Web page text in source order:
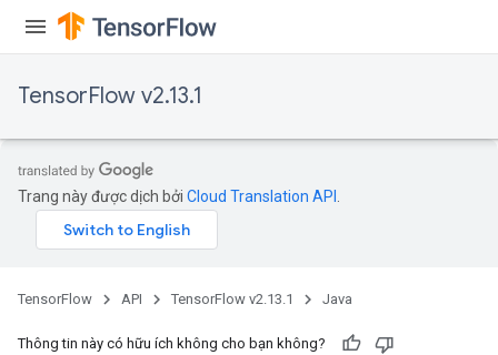
TensorFlow v2.13.1
Trang này được dịch bởi Cloud Translation API
TensorFlow API TensorFlow v2.13.1 Java
Thông tin này có hữu ích không cho bạn không?